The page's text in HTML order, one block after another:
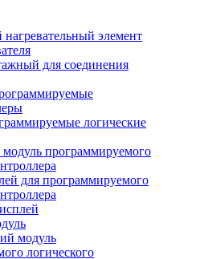
элемент
для соединения
логические
программируемого
для программируемого
модуль
логического